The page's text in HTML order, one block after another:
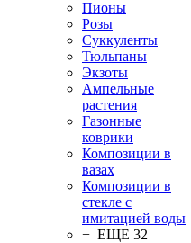
Пионы
Розы
Суккуленты
Тюльпаны
Экзоты
Ампельные
растения
Газонные
коврики
Композиции в
вазах
Композиции в
стекле с
имитацией воды
+ ЕЩЕ 32